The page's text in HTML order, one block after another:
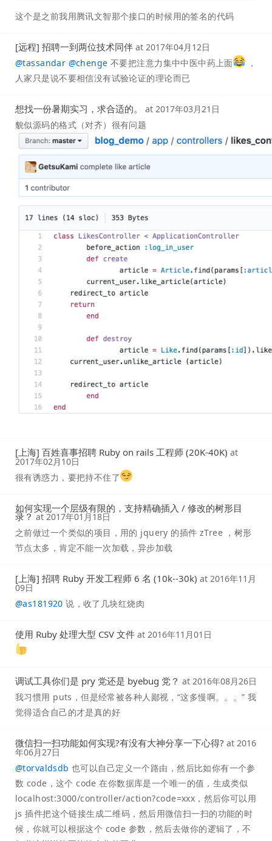
这个是之前我用腾讯文智那个接口的时候用的签名的代码
[远程] 招聘一到两位技术同伴 at 2017年04月12日
@tassandar @chenge 不要把注意力集中中医中药上面
，
人家只是说不要相信没有试验论证的理论而已
想找一份暑期实习，求合适的。 at 2017年03月21日
貌似源码的格式（对齐）很有问题
[上海] 百姓喜事招聘 Ruby on rails 工程师 (20K-40K) at
2017年02月10日
很有诱惑力，要把持不住了
如何实现一个层级有限的，支持精确插入 / 修改的树形目
录？ at 2017年01月18日
之前做过一个类似的项目，用的 jquery 的插件 zTree ，树形
节点太多，肯定不能一次加载，异步加载
[上海] 招聘 Ruby 开发工程师 6 名 (10k--30k) at 2016年11月
09日
@as181920 说，收了几块红烧肉
使用 Ruby 处理大型 CSV 文件 at 2016年11月01日
调试工具你们是 pry 党还是 byebug 党？ at 2016年08月26日
我习惯用 puts，但是经常被各种人鄙视，“这多慢啊。。。” 我
觉得适合自己的才是真的好
微信扫一扫功能如何实现?有没有大神分享一下心得? at 2016
年06月27日
@torvaldsdb 也可以自己定义一个路由，然后比如你有一个参
数 code，这个 code 在你数据库是一个唯一的值，生成类似
localhost:3000/controller/action?code=xxx，然后你可以用
js 插件把这个链接生成二维码，然后用微信扫一扫的功能的时
候，你就可以根据这个 code 参数，然后去做你的逻辑了，不